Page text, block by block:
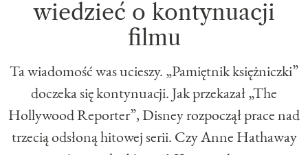
wiedzieć o kontynuacji
filmu
Ta wiadomość was ucieszy. „Pamiętnik księżniczki”
doczeka się kontynuacji. Jak przekazał „The
Hollywood Reporter”, Disney rozpoczął prace nad
trzecią odsłoną hitowej serii. Czy Anne Hathaway